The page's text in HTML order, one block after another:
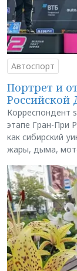
Автоспорт
Портрет и
Российской
Корреспондент
этапе Гран-При
как сибирский
жары, дыма,